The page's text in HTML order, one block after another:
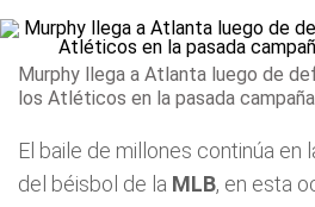
Murphy llega a Atlanta luego de
los Atléticos en la pasada
El baile de millones continúa en
del béisbol de la MLB, en esta